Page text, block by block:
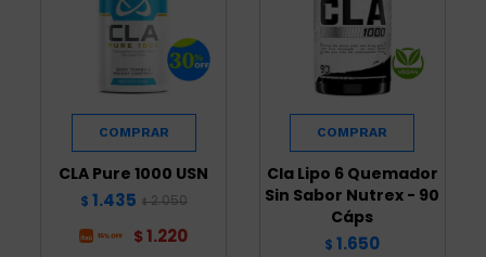
CLA Pure 1000 USN
$ 1.435 $ 2.050
$ 1.220
Cla Lipo 6 Quemador
Sin Sabor Nutrex - 90
Cáps
$ 1.650